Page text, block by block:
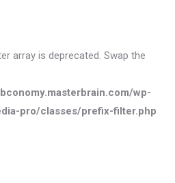
array is deprecated. Swap the
wp-
pro/classes/prefix-filter.php